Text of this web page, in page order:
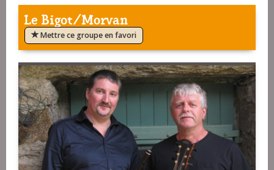
Le Bigot/Morvan
Mettre ce groupe en favori